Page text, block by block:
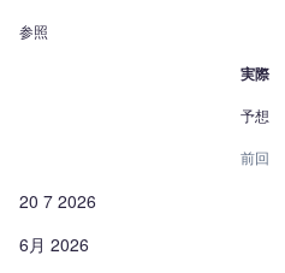
参照
実際
予想
前回
20 7 2026
6月 2026